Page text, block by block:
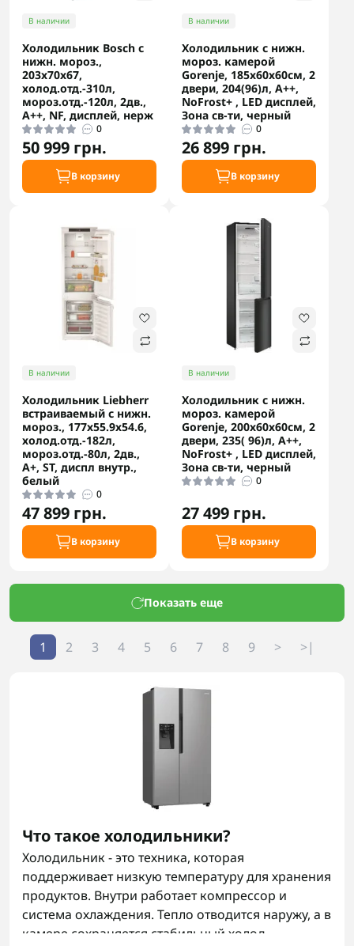
В наличии
Холодильник Bosch с
нижн. мороз.,
203x70x67,
холод.отд.-310л,
мороз.отд.-120л, 2дв.,
А++, NF, дисплей, нерж
0
50 999 грн.
В корзину
В наличии
Холодильник с нижн.
мороз. камерой
Gorenje, 185х60х60см, 2
двери, 204(96)л, А++,
NoFrost+ , LED дисплей,
Зона св-ти, черный
0
26 899 грн.
В корзину
В наличии
Холодильник Liebherr
встраиваемый с нижн.
мороз., 177x55.9х54.6,
холод.отд.-182л,
мороз.отд.-80л, 2дв.,
A+, ST, диспл внутр.,
белый
0
47 899 грн.
В корзину
В наличии
Холодильник с нижн.
мороз. камерой
Gorenje, 200х60х60см, 2
двери, 235( 96)л, А++,
NoFrost+ , LED дисплей,
Зона св-ти, черный
0
27 499 грн.
В корзину
Показать еще
1 2 3 4 5 6 7 8 9 > >|
Что такое холодильники?
Холодильник - это техника, которая
поддерживает низкую температуру для хранения
продуктов. Внутри работает компрессор и
система охлаждения. Тепло отводится наружу, а в
камере сохраняется стабильный холод.